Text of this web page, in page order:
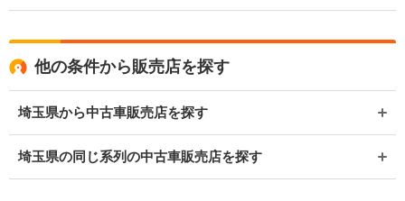
他の条件から販売店を探す
埼玉県から中古車販売店を探す
埼玉県の同じ系列の中古車販売店を探す